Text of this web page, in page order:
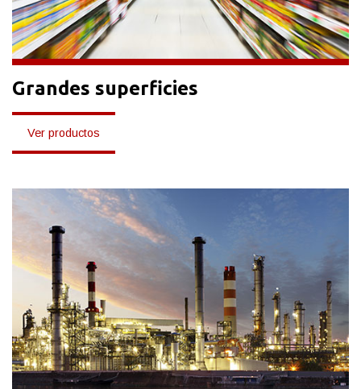
Grandes superficies
Ver productos